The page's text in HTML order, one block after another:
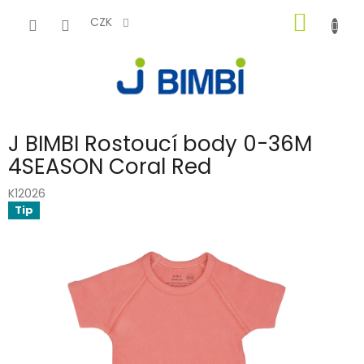
CZK
KOŠÍK
J BIMBI Rostoucí body 0-36M
4SEASON Coral Red
K12026
Tip